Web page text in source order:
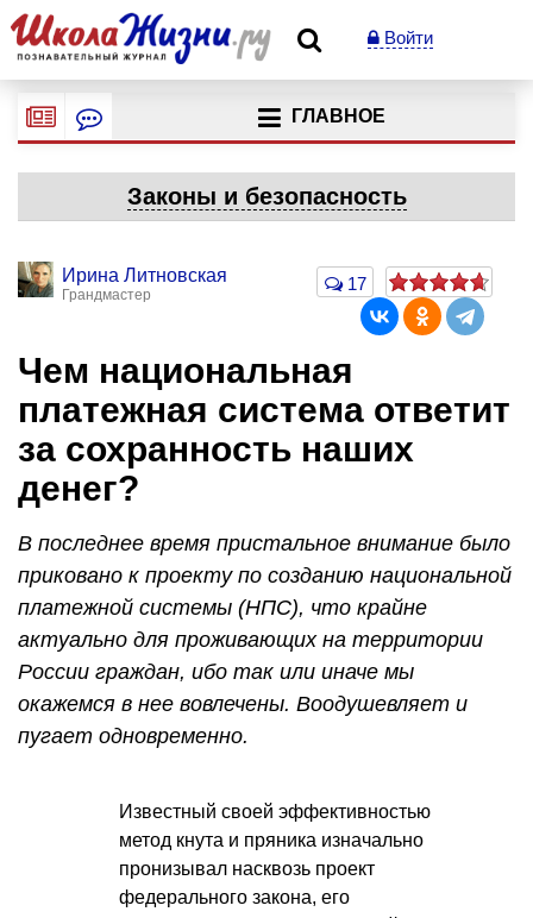
Войти
ГЛАВНОЕ
Законы и безопасность
Ирина Литновская
Грандмастер
17
Чем национальная
платежная система ответит
за сохранность наших
денег?
В последнее время пристальное внимание было
приковано к проекту по созданию национальной
платежной системы (НПС), что крайне
актуально для проживающих на территории
России граждан, ибо так или иначе мы
окажемся в нее вовлечены. Воодушевляет и
пугает одновременно.
Известный своей эффективностью
метод кнута и пряника изначально
пронизывал насквозь проект
федерального закона, его